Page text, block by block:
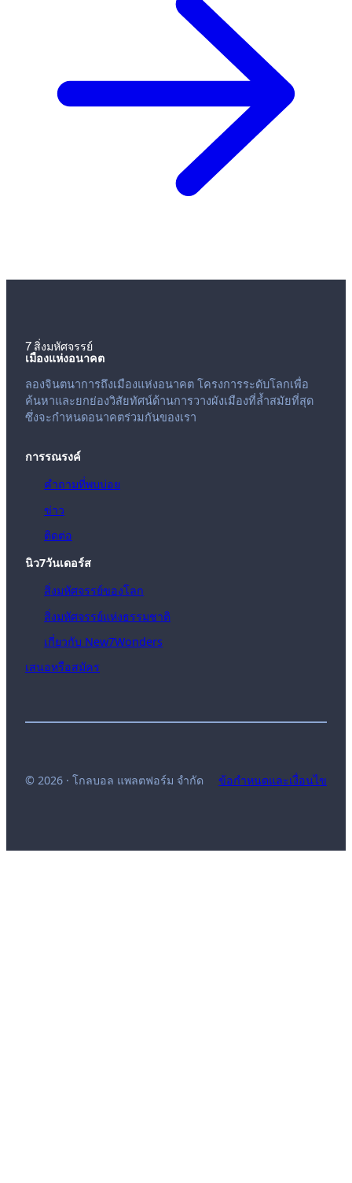
7 สิ่งมหัศจรรย์
เมืองแห่งอนาคต
ลองจินตนาการถึงเมืองแห่งอนาคต โครงการระดับโลกเพื่อ
ค้นหาและยกย่องวิสัยทัศน์ด้านการวางผังเมืองที่ล้ำสมัยที่สุด
ซึ่งจะกำหนดอนาคตร่วมกันของเรา
การรณรงค์
คำถามที่พบบ่อย
ข่าว
ติดต่อ
นิว7วันเดอร์ส
สิ่งมหัศจรรย์ของโลก
สิ่งมหัศจรรย์แห่งธรรมชาติ
เกี่ยวกับ New7Wonders
เสนอหรือสมัคร
© 2026 · โกลบอล แพลตฟอร์ม จำกัด ข้อกำหนดและเงื่อนไข